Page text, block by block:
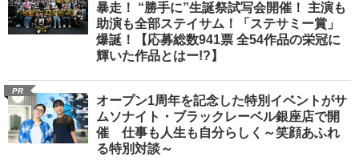
暴走！ “勝手に”生誕祭試写会開催！ 主演も
助演も全部ステイサム！「ステサミー賞」
爆誕！【応募総数941票 全54作品の栄冠に
輝いた作品とはー!?】
PR
オープン1周年を記念した特別イベントがサ
ムソナイト・ブラックレーベル銀座店で開
催 仕事も人生も自分らしく～笑顔あふれ
る特別対談～